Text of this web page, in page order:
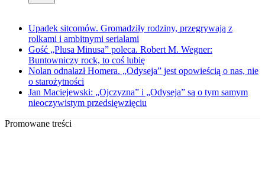
Upadek sitcomów. Gromadziły rodziny, przegrywają z
rolkami i ambitnymi serialami
Gość „Plusa Minusa” poleca. Robert M. Wegner:
Buntowniczy rock, to coś lubię
Nolan odnalazł Homera. „Odyseja” jest opowieścią o nas, nie
o starożytności
Jan Maciejewski: „Ojczyzna” i „Odyseja” są o tym samym
nieoczywistym przedsięwzięciu
Promowane treści